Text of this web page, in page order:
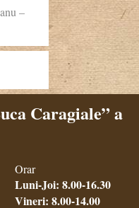
–
Caragiale” a
Orar
Luni-Joi: 8.00-16.30
Vineri: 8.00-14.00